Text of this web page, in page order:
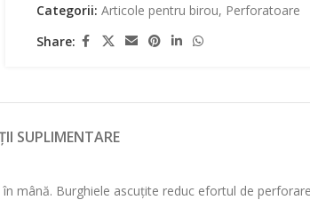
Categorii: Articole pentru birou, Perforatoare
Share:
SUPLIMENTARE
Burghiele ascuțite reduc efortul de